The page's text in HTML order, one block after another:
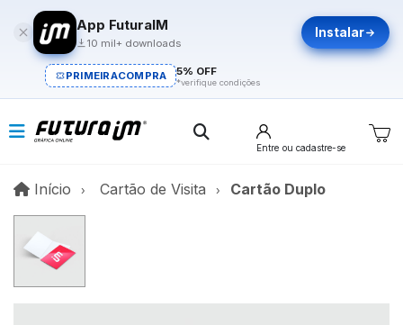
App FuturaIM
10 mil+ downloads
Instalar
PRIMEIRACOMPRA 5% OFF
*verifique condições
Entre ou cadastre-se
Início InícioCartão de Visita Cartão Duplo